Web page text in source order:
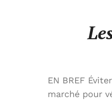
EN BREF
marché pour